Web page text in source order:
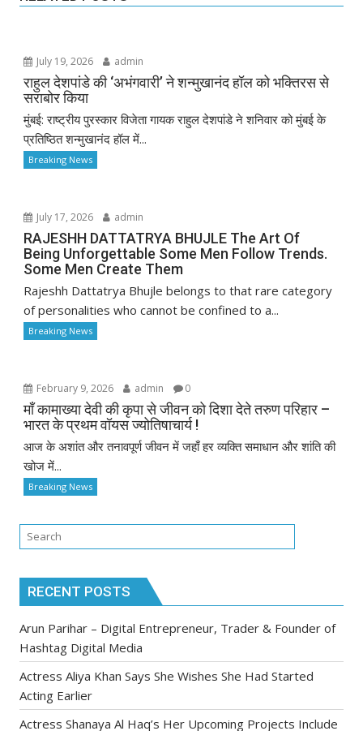
July 19, 2026 admin
राहुल देशपांडे की ‘अभंगवारी’ ने शन्मुखानंद हॉल को भक्तिरस से
सराबोर किया
मुंबई: राष्ट्रीय पुरस्कार विजेता गायक राहुल देशपांडे ने शनिवार को मुंबई के
प्रतिष्ठित शन्मुखानंद हॉल में...
Breaking News
July 17, 2026 admin
RAJESHH DATTATRYA BHUJLE The Art Of
Being Unforgettable Some Men Follow Trends.
Some Men Create Them
Rajeshh Dattatrya Bhujle belongs to that rare category
of personalities who cannot be confined to a...
Breaking News
February 9, 2026 admin 0
माँ कामाख्या देवी की कृपा से जीवन को दिशा देते तरुण परिहार –
भारत के प्रथम वॉयस ज्योतिषाचार्य !
आज के अशांत और तनावपूर्ण जीवन में जहाँ हर व्यक्ति समाधान और शांति की
खोज में...
Breaking News
RECENT POSTS
Arun Parihar – Digital Entrepreneur, Trader & Founder of
Hashtag Digital Media
Actress Aliya Khan Says She Wishes She Had Started
Acting Earlier
Actress Shanaya Al Haq’s Her Upcoming Projects Include